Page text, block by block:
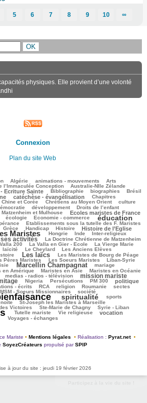
5 6 7 8 9 10 ∞
physiques. Elle provient d’une volonté
Connexion
Plan du site Web
Algérie animations - mouvements Arts
l’Immaculée Conception
Australie-Nlle Zélande
Ecriture Sainte Bibliographie biographies Brésil
catéchèse - évangélisation Chapitres
Chine et Corée Chrétiens au Moyen Orient culture
développement Droits de l’enfant
et Mulhouse Ecoles maristes de France
écologie Economie - commerce éducation
Etablissements sous la tutelle des F. Maristes
Grèce Handicap Histoire Histoire de l’Eglise
Maristes Hongrie Inde Inter-religieux
ses activités La Doctrine Chrétienne de Matzenheim
200 La Valla en Gier - Ecole La Vierge Marie
laïcité Le Cheylard Les Anciens Elèves
Les laïcs Les Maristes de Bourg de Péage
Pères Maristes Les Soeurs Maristes Liban-Syrie
Marcellin Champagnat mariage
en Amérique Maristes en Asie Maristes en Océanie
medias - radios - télévision mission mariste
Nigeria Persécutions PM 300 politique
- écrits RCA religion Roumanie sectes
- Soeurs Missionnaires société
spiritualité sports
St-Joseph les Maristes à Marseille
Victoires
Ste-Marie de Chagny Syrie - Liban
Tutelle mariste Vie religieuse vocation
Voyages - échanges
Mariste • Mentions légales • Réalisation : Pyrat.net •
SoyezCréateurs propulsé parSPIP
à jour du site : jeudi 19 février 2026